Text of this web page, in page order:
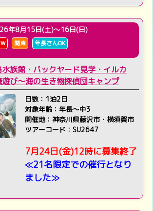
年8月15日(土)～16日(日)
関東 年長さんOK
族館・バックヤード見学・イルカ
遊び～海の生き物探偵団キャンプ
日数：1泊2日
対象年齢：年長～中3
開催地：神奈川県藤沢市・横須賀市
ツアーコード：SU2647
7月24日(金)12時に募集終了
≪21名限定での催行となり
ました≫